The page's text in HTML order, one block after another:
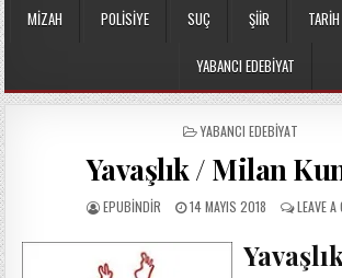
MIZAH POLISIYE SUÇ ŞIIR TARIH
YABANCI EDEBIYAT
POSTED
YABANCI EDEBIYAT
Yavaşlık / Milan
AUTHOR:
EPUBINDIR
PUBLISHED
14 MAYIS 2018 LEAVE